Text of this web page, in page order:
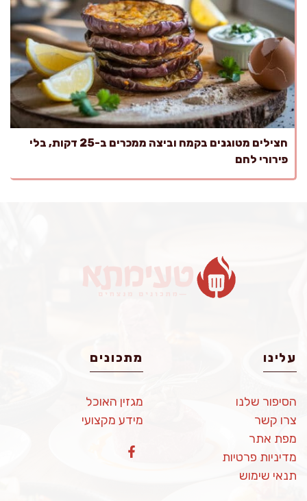
חצילים מטוגנים בקמח וביצה ממכרים ב-25 דקות, בלי
פירורי לחם
עלינו
הסיפור שלנו
צרו קשר
מפת אתר
מדיניות פרטיות
תנאי שימוש
מתכונים
מגזין האוכל
מידע מקצועי